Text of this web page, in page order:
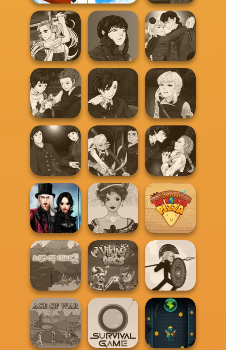
Only Up 3D Parkour Go
Ascend
Manga Creator
Vampire Hunter
P...
Manga Creator
Vampire Hunter
P...
Manga Creator
Vampire Hunter
P...
Manga Creator
Vampire Hunter
P...
Manga Creator
Vampire Hunter
P...
Manga Creator
Vampire Hunter
P...
Manga Creator
Vampire Hunter
P...
Manga Creator
Vampire Hunter
P...
Manga Creator
Vampire Hunter
P...
Manga Creator
Vampire Hunter
P...
Twilight
Enchantment
Vampire R...
Belle Époque
Costume Creator
Around the
Worlds Pizza
Age of War 2 Viking vs Orcs Stick War